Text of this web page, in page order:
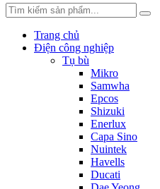
Trang chủ
Điện công nghiệp
Tụ bù
Mikro
Samwha
Epcos
Shizuki
Enerlux
Capa Sino
Nuintek
Havells
Ducati